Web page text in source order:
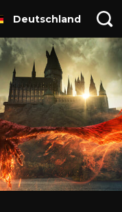
Deutschland